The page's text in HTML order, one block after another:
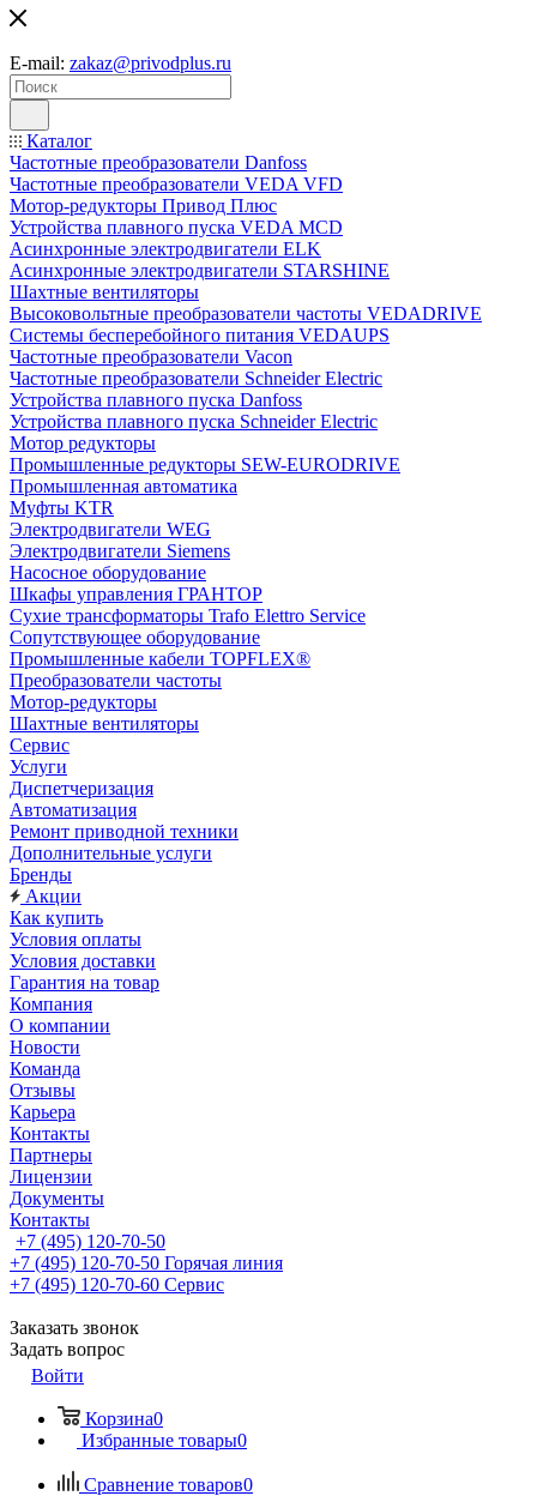
E-mail: zakaz@privodplus.ru
Каталог
Частотные преобразователи Danfoss
Частотные преобразователи VEDA VFD
Мотор-редукторы Привод Плюс
Устройства плавного пуска VEDA MCD
Асинхронные электродвигатели ELK
Асинхронные электродвигатели STARSHINE
Шахтные вентиляторы
Высоковольтные преобразователи частоты VEDADRIVE
Системы бесперебойного питания VEDAUPS
Частотные преобразователи Vacon
Частотные преобразователи Schneider Electric
Устройства плавного пуска Danfoss
Устройства плавного пуска Schneider Electric
Мотор редукторы
Промышленные редукторы SEW-EURODRIVE
Промышленная автоматика
Муфты KTR
Электродвигатели WEG
Электродвигатели Siemens
Насосное оборудование
Шкафы управления ГРАНТОР
Сухие трансформаторы Trafo Elettro Service
Сопутствующее оборудование
Промышленные кабели TOPFLEX®
Преобразователи частоты
Мотор-редукторы
Шахтные вентиляторы
Сервис
Услуги
Диспетчеризация
Автоматизация
Ремонт приводной техники
Дополнительные услуги
Бренды
Акции
Как купить
Условия оплаты
Условия доставки
Гарантия на товар
Компания
О компании
Новости
Команда
Отзывы
Карьера
Контакты
Партнеры
Лицензии
Документы
Контакты
+7 (495) 120-70-50
+7 (495) 120-70-50 Горячая линия
+7 (495) 120-70-60 Сервис
Заказать звонок
Задать вопрос
Войти
Корзина0
Избранные товары0
Сравнение товаров0